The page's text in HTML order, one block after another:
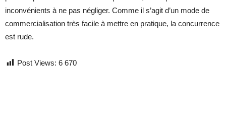
inconvénients à ne pas négliger. Comme il s’agit d’un mode de
commercialisation très facile à mettre en pratique, la concurrence
est rude.
Post Views: 6 670